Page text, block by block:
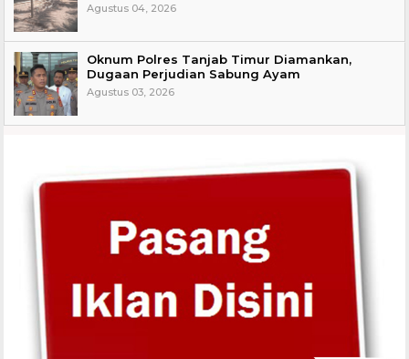
Agustus 04, 2026
Oknum Polres Tanjab Timur Diamankan,
Dugaan Perjudian Sabung Ayam
Agustus 03, 2026